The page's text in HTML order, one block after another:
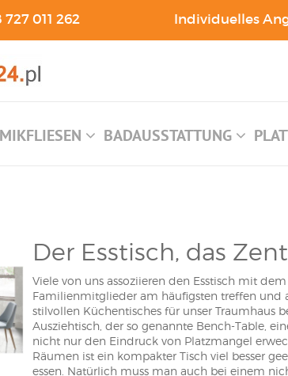
727 011 262 Individuelles
BADAUSSTATTUNG
Der Esstisch, das
Viele von uns assoziieren den Esstisch mit
Familienmitglieder am häufigsten treffen und
stilvollen Küchentisches für unser Traumhaus
Ausziehtisch, der so genannte Bench-Table,
nicht nur den Eindruck von Platzmangel
Räumen ist ein kompakter Tisch viel besser
essen. Natürlich muss man auch bei einem